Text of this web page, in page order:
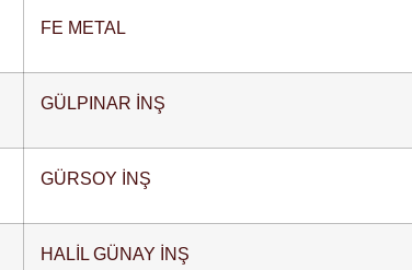
FE METAL
GÜLPINAR İNŞ
GÜRSOY İNŞ
HALİL GÜNAY İNŞ